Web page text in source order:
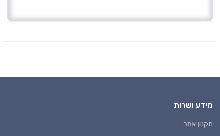
מידע ושרות
תקנון אתר